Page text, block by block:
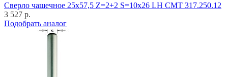
Cверло чашечное 25x57,5 Z=2+2 S=10x26 LH CMT 317.250.12
3 527 р.
Подобрать аналог